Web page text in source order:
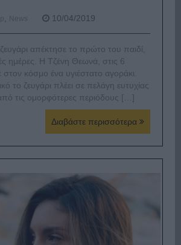
News 10/04/2019
απέκτησε το πρώτο του παιδί,
ημέρες. Η Τζένη Θεωνά, στις 6
στον κόσμο ένα υγιέστατο αγοράκι.
το ζευγάρι πλέει σε πελάγη ευτυχίας
από τις ομορφότερες περιόδους […]
Διαβάστε περισσότερα